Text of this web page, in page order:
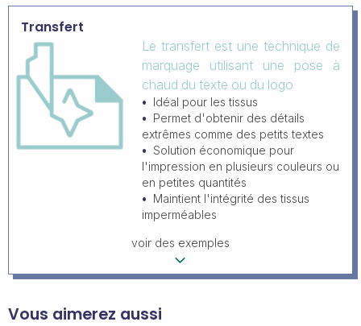
Transfert
Le transfert est une technique de
marquage utilisant une pose à
chaud du texte ou du logo
Idéal pour les tissus
Permet d'obtenir des détails
extrêmes comme des petits textes
Solution économique pour
l'impression en plusieurs couleurs ou
en petites quantités
Maintient l'intégrité des tissus
imperméables
voir des exemples
Vous aimerez aussi